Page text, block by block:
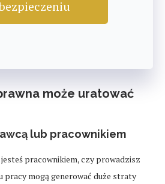
może uratować
lub pracownikiem
pracownikiem, czy prowadzisz
pracy mogą generować duże straty